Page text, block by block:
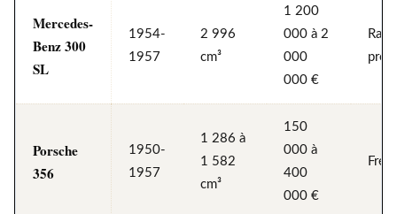
Mercedes-
Benz 300
SL
1954-
1957
2 996
cm³
1 200
000 à 2
000
000 €
Porsche
356
1950-
1957
1 286 à
1 582
cm³
150
000 à
400
000 €